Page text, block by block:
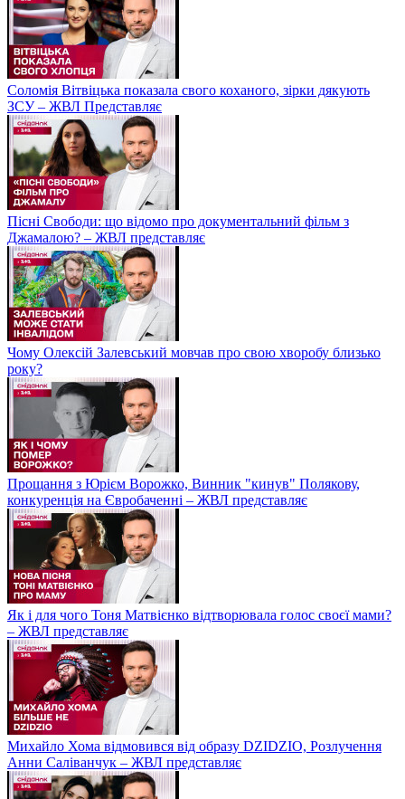
Соломія Вітвіцька показала свого коханого, зірки дякують
ЗСУ – ЖВЛ Представляє
Пісні Свободи: що відомо про документальний фільм з
Джамалою? – ЖВЛ представляє
Чому Олексій Залевський мовчав про свою хворобу близько
року?
Прощання з Юрієм Ворожко, Винник "кинув" Полякову,
конкуренція на Євробаченні – ЖВЛ представляє
Як і для чого Тоня Матвієнко відтворювала голос своєї мами?
– ЖВЛ представляє
Михайло Хома відмовився від образу DZIDZIO, Розлучення
Анни Саліванчук – ЖВЛ представляє